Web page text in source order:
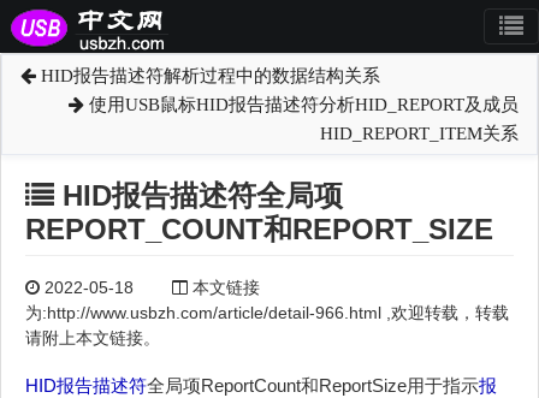
HID报告描述符解析过程中的数据结构关系
使用USB鼠标HID报告描述符分析HID_REPORT及成员
HID_REPORT_ITEM关系
HID报告描述符全局项
REPORT_COUNT和REPORT_SIZE
2022-05-18
本文链接
为:http://www.usbzh.com/article/detail-966.html ,欢迎转载，转载
请附上本文链接。
HID报告描述符全局项ReportCount和ReportSize用于指示报